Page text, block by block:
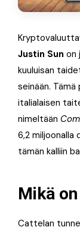
Justin Sun on
kuuluisan
seinään.
italialaisen
nimeltään
6,2 miljoonalla
tämän kalliin
Mikä
Cattelan